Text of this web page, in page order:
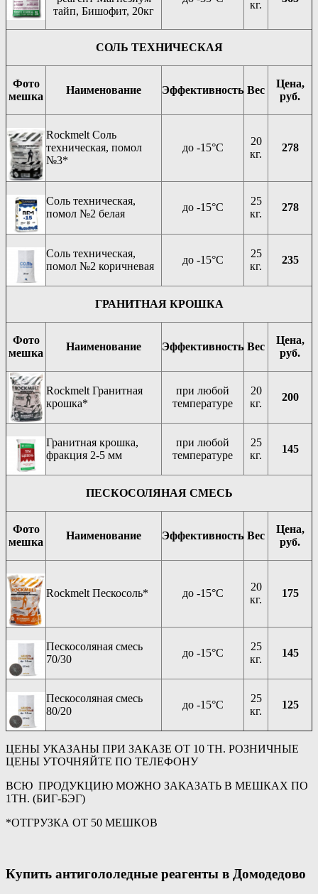
тайп, Бишофит, 20кг
кг.
СОЛЬ ТЕХНИЧЕСКАЯ
Фото
мешка
Наименование Эффективность Вес
Цена,
руб.
Rockmelt Соль
техническая, помол
№3*
до -15°C
20
кг.
278
Соль техническая,
помол №2 белая
до -15°C
25
кг.
278
Соль техническая,
помол №2 коричневая
до -15°C
25
кг.
235
ГРАНИТНАЯ КРОШКА
Фото
мешка
Наименование Эффективность Вес
Цена,
руб.
Rockmelt Гранитная
крошка*
при любой
температуре
20
кг.
200
Гранитная крошка,
фракция 2-5 мм
при любой
температуре
25
кг.
145
ПЕСКОСОЛЯНАЯ СМЕСЬ
Фото
мешка
Наименование Эффективность Вес
Цена,
руб.
Rockmelt Пескосоль* до -15°C
20
кг.
175
Пескосоляная смесь
70/30
до -15°C
25
кг.
145
Пескосоляная смесь
80/20
до -15°C
25
кг.
125
ЦЕНЫ УКАЗАНЫ ПРИ ЗАКАЗЕ ОТ 10 ТН. РОЗНИЧНЫЕ
ЦЕНЫ УТОЧНЯЙТЕ ПО ТЕЛЕФОНУ
ВСЮ ПРОДУКЦИЮ МОЖНО ЗАКАЗАТЬ В МЕШКАХ ПО
1ТН. (БИГ-БЭГ)
*ОТГРУЗКА ОТ 50 МЕШКОВ
Купить антигололедные реагенты в Домодедово